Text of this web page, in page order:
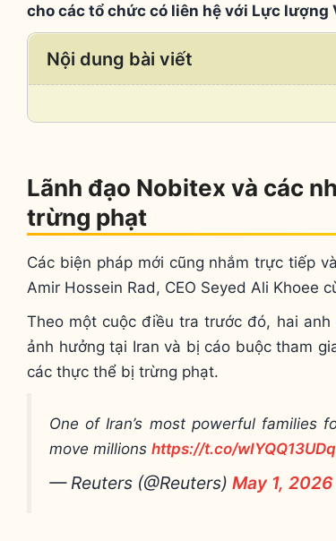
cho các tổ chức có liên hệ với Lực lượng
Nội dung bài viết
Lãnh đạo Nobitex và các
trừng phạt
Các biện pháp mới cũng nhắm trực tiếp
Amir Hossein Rad, CEO Seyed Ali Khoee
Theo một cuộc điều tra trước đó, hai
ảnh hưởng tại Iran và bị cáo buộc tham
các thực thể bị trừng phạt.
One of Iran’s most powerful families
move millions https://t.co/wIYQQ13UDq
— Reuters (@Reuters) May 1, 2026